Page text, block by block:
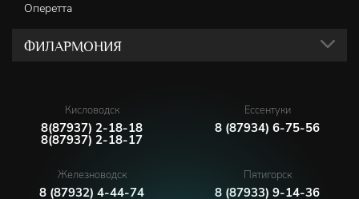
Оперетта
ФИЛАРМОНИЯ
Кисловодск
8(87937) 2-18-18
8(87937) 2-18-17
Ессентуки
8 (87934) 6-75-56
Железноводск
8 (87932) 4-44-74
Пятигорск
8 (87933) 9-14-36